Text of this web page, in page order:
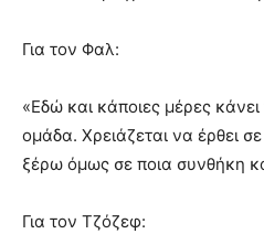
Για τον Φαλ:
«Εδώ και κάποιες μέρες
ομάδα. Χρειάζεται να έρθει
ξέρω όμως σε ποια συνθήκη
Για τον Τζόζεφ: